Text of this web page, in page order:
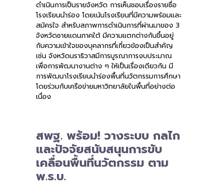
ดำเนินการเป็นรายจังหวัด การเห็นชอบเรื่องรายชื่อ
โรงเรียนนำร่อง โดยเน้นโรงเรียนที่มีความพร้อมและ
สมัครใจ สำหรับสภาพการดำเนินการที่ผ่านมาของ 3
จังหวัดชายแดนภาคใต้ มีความแตกต่างกันขึ้นอยู่
กับความเข้าใจของบุคลากรที่เกี่ยวข้องเป็นสำคัญ
เช่น จังหวัดนราธิวาสมีการบูรณาการงบประมาณ
เพื่อการพัฒนางานต่าง ๆ ให้เป็นเรื่องเดียวกัน มี
การพัฒนาโรงเรียนนำร่องพื้นที่นวัตกรรมการศึกษา
โดยร่วมกับเครือข่ายมหาวิทยาลัยในพื้นที่อย่างต่อ
เนื่อง
สพฐ. พร้อม! วางระบบ กลไก
และปัจจัยสนับสนุนการขับ
เคลื่อนพื้นที่นวัตกรรม ตาม
พ.ร.บ.